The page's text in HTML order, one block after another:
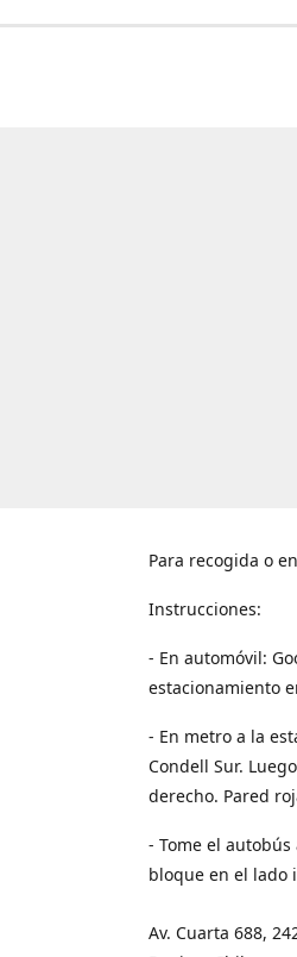
Para recogida o
Instrucciones:
- En automóvil:
estacionamiento
- En metro a la
Condell Sur.
derecho. Pared
- Tome el
bloque en el lado
Av. Cuarta 688,